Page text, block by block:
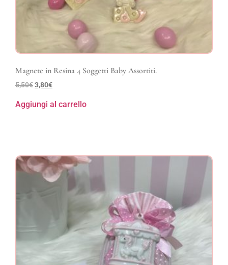
Magnete in Resina 4 Soggetti Baby Assortiti.
5,50€3,80€
Aggiungi al carrello